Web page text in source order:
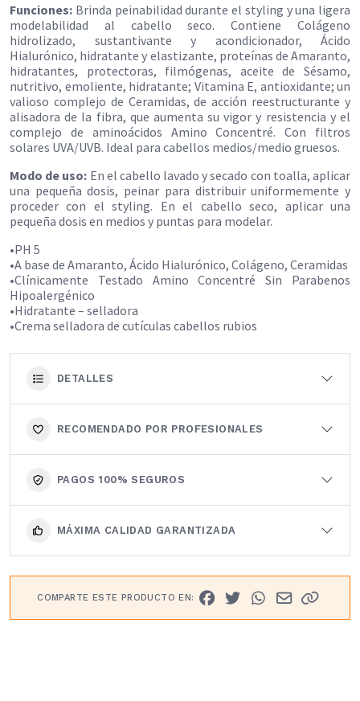
Funciones: Brinda peinabilidad durante el styling y una ligera
modelabilidad al cabello seco. Contiene Colágeno
hidrolizado, sustantivante y acondicionador, Ácido
Hialurónico, hidratante y elastizante, proteínas de Amaranto,
hidratantes, protectoras, filmógenas, aceite de Sésamo,
nutritivo, emoliente, hidratante; Vitamina E, antioxidante; un
valioso complejo de Ceramidas, de acción reestructurante y
alisadora de la fibra, que aumenta su vigor y resistencia y el
complejo de aminoácidos Amino Concentré. Con filtros
solares UVA/UVB. Ideal para cabellos medios/medio gruesos.
Modo de uso: En el cabello lavado y secado con toalla, aplicar
una pequeña dosis, peinar para distribuir uniformemente y
proceder con el styling. En el cabello seco, aplicar una
pequeña dosis en medios y puntas para modelar.
•PH 5
•A base de Amaranto, Ácido Hialurónico, Colágeno, Ceramidas
•Clínicamente Testado Amino Concentré Sin Parabenos
Hipoalergénico
•Hidratante – selladora
•Crema selladora de cutículas cabellos rubios
DETALLES
RECOMENDADO POR PROFESIONALES
PAGOS 100% SEGUROS
MÁXIMA CALIDAD GARANTIZADA
COMPARTE ESTE PRODUCTO EN: